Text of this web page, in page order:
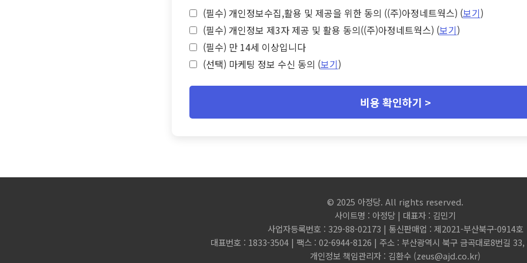
(필수) 개인정보수집,활용 및 제공을 위한 동의 ((주)아정네트웍스) (보기)
(필수) 개인정보 제3자 제공 및 활용 동의((주)아정네트웍스) (보기)
(필수) 만 14세 이상입니다
(선택) 마케팅 정보 수신 동의 (보기)
비용 확인하기 >
© 2025 아정당. All rights reserved.
사이트명 : 아정당 | 대표자 : 김민기
사업자등록번호 : 329-88-02173 | 통신판매업 : 제2021-부산북구-0914호
대표번호 : 1833-3504 | 팩스 : 02-6944-8126 | 주소 : 부산광역시 북구 금곡대로8번길 33,
개인정보 책임관리자 : 김환수 (zeus@ajd.co.kr)